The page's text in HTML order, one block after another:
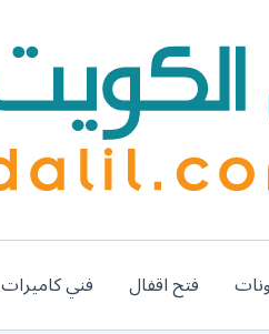
فتح اقفال فني كاميرات